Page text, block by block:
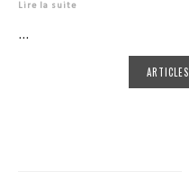
Lire la suite
...